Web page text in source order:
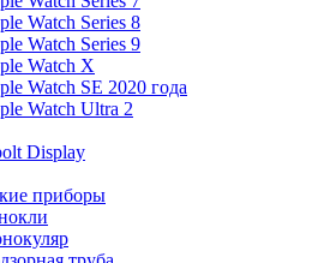
Watch Series 8
Watch Series 9
Watch X
Watch SE 2020 года
Watch Ultra 2
Display
приборы